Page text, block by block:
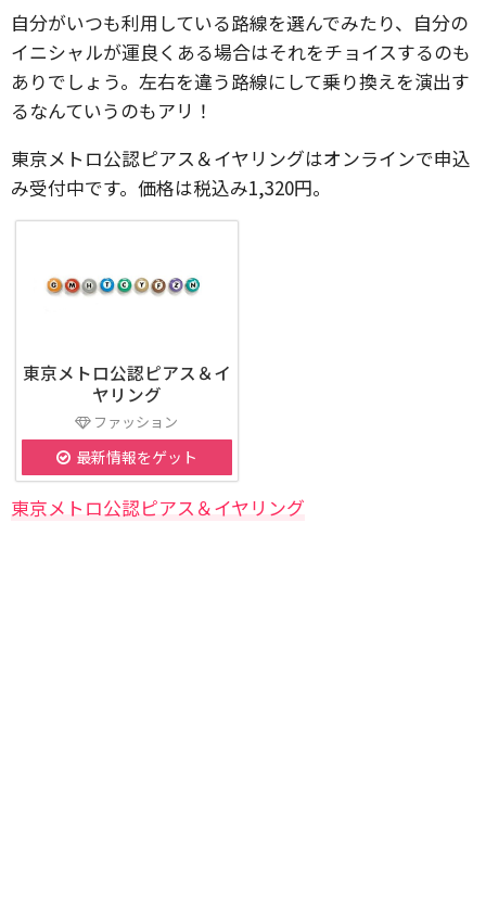
自分がいつも利用している路線を選んでみたり、自分の
イニシャルが運良くある場合はそれをチョイスするのも
ありでしょう。左右を違う路線にして乗り換えを演出す
るなんていうのもアリ！
東京メトロ公認ピアス＆イヤリングはオンラインで申込
み受付中です。価格は税込み1,320円。
東京メトロ公認ピアス＆イ
ヤリング
ファッション
最新情報をゲット
東京メトロ公認ピアス＆イヤリング